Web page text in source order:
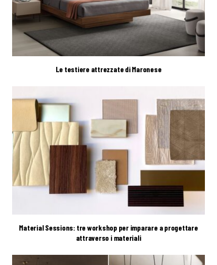
Le testiere attrezzate di Maronese
Material Sessions: tre workshop per imparare a progettare
attraverso i materiali